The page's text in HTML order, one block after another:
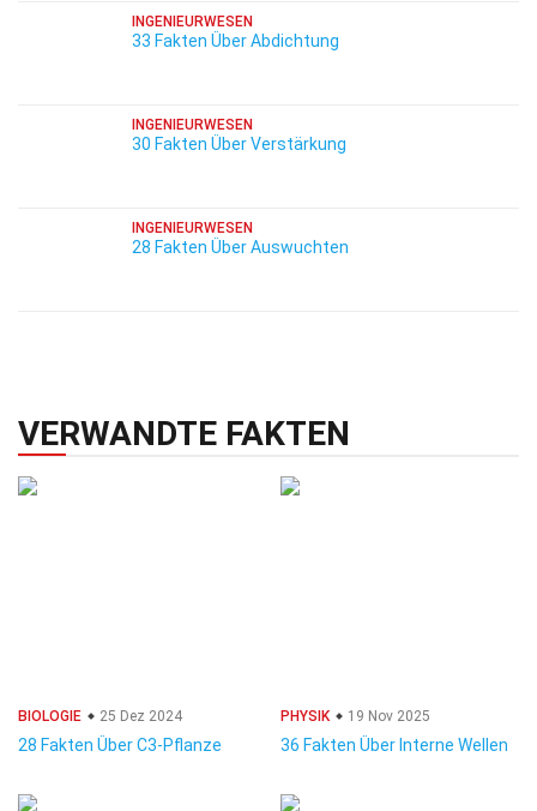
INGENIEURWESEN
33 Fakten Über Abdichtung
INGENIEURWESEN
30 Fakten Über Verstärkung
INGENIEURWESEN
28 Fakten Über Auswuchten
VERWANDTE FAKTEN
BIOLOGIE 25 Dez 2024
28 Fakten Über C3-Pflanze
PHYSIK 19 Nov 2025
36 Fakten Über Interne Wellen